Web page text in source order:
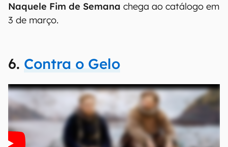
Naquele Fim de Semana chega ao catálogo em
3 de março.
6. Contra o Gelo